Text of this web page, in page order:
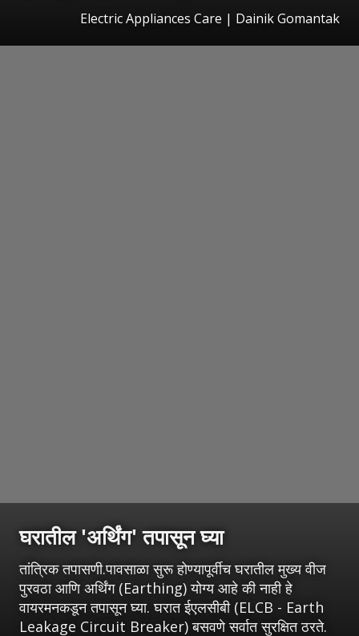
Electric Appliances Care | Dainik Gomantak
घरातील 'अर्थिंग' तपासून घ्या
तांत्रिक तपासणी.पावसाळा सुरू होण्यापूर्वीच घरातील मुख्य वीज
पुरवठा आणि अर्थिंग (Earthing) योग्य आहे की नाही हे
वायरमनकडून तपासून घ्या. घरात ईएलसीबी (ELCB - Earth
Leakage Circuit Breaker) बसवणे सर्वात सुरक्षित ठरते.